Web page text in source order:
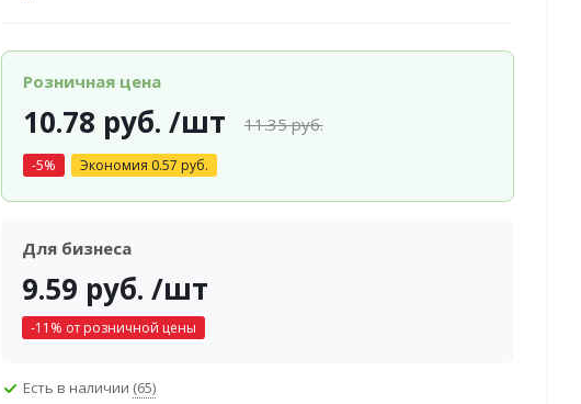
Розничная цена
10.78 руб. /шт 11.35руб.
-5% Экономия 0.57 руб.
Для бизнеса
9.59 руб. /шт
-11 % от розничной цены
Есть в наличии (65)